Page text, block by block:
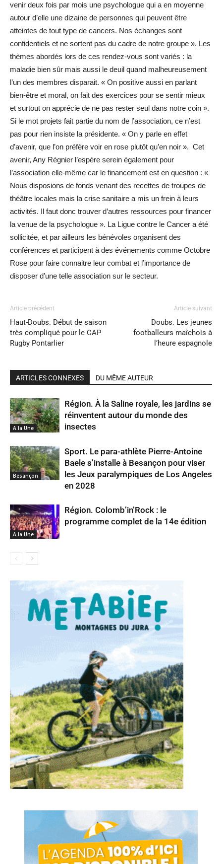
venir deux fois par mois une psychologue qui a en moyenne
autour d’elle une dizaine de personnes qui peuvent être
atteintes de tout type de cancers. Nos échanges sont
confidentiels et ne sortent pas du cadre de notre groupe ». Les
thèmes abordés lors de ces rendez-vous sont variés : la
maladie bien sûr mais aussi le deuil quand malheureusement
l’un des membres disparait. « On positive aussi en parlant
bien-être et moral, on fait des exercices pour se sentir mieux
et surtout on apprécie de ne pas rester seul dans notre coin ».
Si le mot projets fait partie du nom de l’association, ce n’est
pas pour rien insiste la présidente. « On y parle en effet
d’avenir, que l’on préfère voir en rose plutôt qu’en noir ». Cet
avenir, Any Régnier l’espère serein également pour
l’association elle-même car le financement est en question : «
Nous disposions de fonds venant des recettes de troupes de
théâtre locales mais la crise sanitaire a mis un frein à leurs
activités. Il faut donc trouver d’autres ressources pour financer
la venue de la psychologue ». La Ligue contre le Cancer a été
sollicitée, et par ailleurs les bénévoles organisent des
conférences et participent à des événements comme Octobre
Rose pour faire connaitre leur combat et l’importance de
disposer d’une telle association sur le secteur.
Article précédent
Haut-Doubs. Début de saison
très compliqué pour le CAP
Rugby Pontarlier
Article suivant
Doubs. Les jeunes
footballeurs maîchois à
l’heure espagnole
ARTICLES CONNEXES DU MÊME AUTEUR
A la Une
Région. À la Saline royale, les jardins se
réinventent autour du monde des
insectes
Besançon
Sport. Le para-athlète Pierre-Antoine
Baele s’installe à Besançon pour viser
les Jeux paralympiques de Los Angeles
en 2028
A la Une
Région. Colomb’in’Rock : le
programme complet de la 14e édition